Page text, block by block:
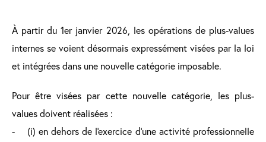
À partir du 1er janvier 2026, les opérations de plus-values
internes se voient désormais expressément visées par la loi
et intégrées dans une nouvelle catégorie imposable.
Pour être visées par cette nouvelle catégorie, les plus-
values doivent réalisées :
- (i) en dehors de l'exercice d'une activité professionnelle